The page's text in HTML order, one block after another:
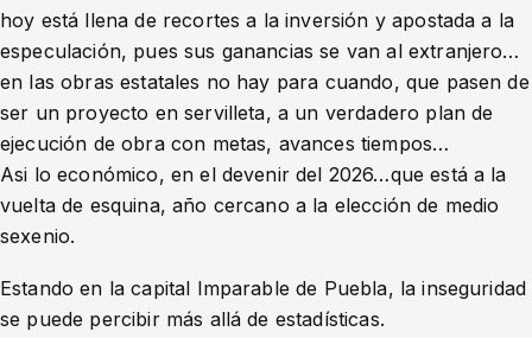
hoy está llena de recortes a la inversión y apostada a la
especulación, pues sus ganancias se van al extranjero…
en las obras estatales no hay para cuando, que pasen de
ser un proyecto en servilleta, a un verdadero plan de
ejecución de obra con metas, avances tiempos…
Asi lo económico, en el devenir del 2026…que está a la
vuelta de esquina, año cercano a la elección de medio
sexenio.
Estando en la capital Imparable de Puebla, la inseguridad
se puede percibir más allá de estadísticas.